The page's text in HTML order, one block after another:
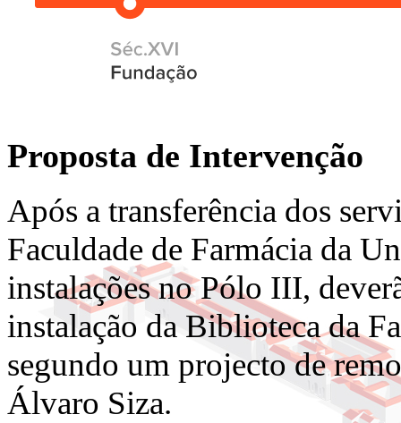
Proposta de Intervenção
Após a transferência dos
Faculdade de Farmácia da
instalações no Pólo III,
instalação da Biblioteca da
segundo um projecto de
Álvaro Siza.